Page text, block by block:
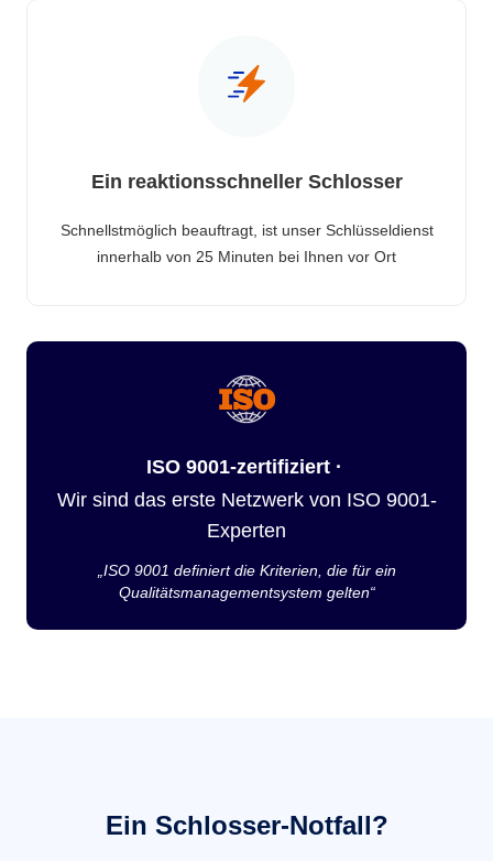
Ein reaktionsschneller Schlosser
Schnellstmöglich beauftragt, ist unser Schlüsseldienst
innerhalb von 25 Minuten bei Ihnen vor Ort
ISO 9001-zertifiziert ·
Wir sind das erste Netzwerk von ISO 9001-
Experten
„ISO 9001 definiert die Kriterien, die für ein
Qualitätsmanagementsystem gelten“
Ein Schlosser-Notfall?